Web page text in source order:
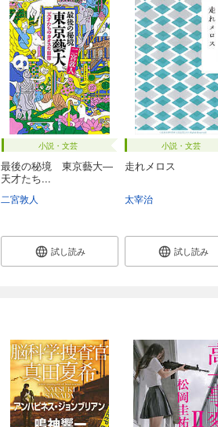
小説・文芸
最後の秘境 東京藝大―
天才たち...
二宮敦人
試し読み
小説・文芸
走れメロス
太宰治
試し読み